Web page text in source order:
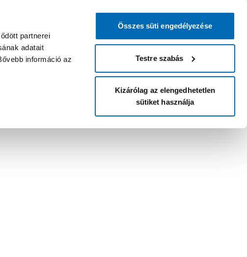
partnerei
adatait
információ az
Összes süti engedélyezése
Testre szabás
Kizárólag az elengedhetetlen
sütiket használja